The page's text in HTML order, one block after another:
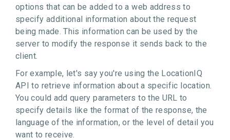
options that can be added to a web address to
specify additional information about the request
being made. This information can be used by the
server to modify the response it sends back to the
client.
For example, let's say you're using the LocationIQ
API to retrieve information about a specific location.
You could add query parameters to the URL to
specify details like the format of the response, the
language of the information, or the level of detail you
want to receive.